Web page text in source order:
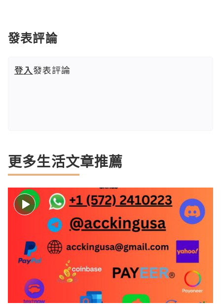
發表評論
登入發表評論
更多生活文章推薦